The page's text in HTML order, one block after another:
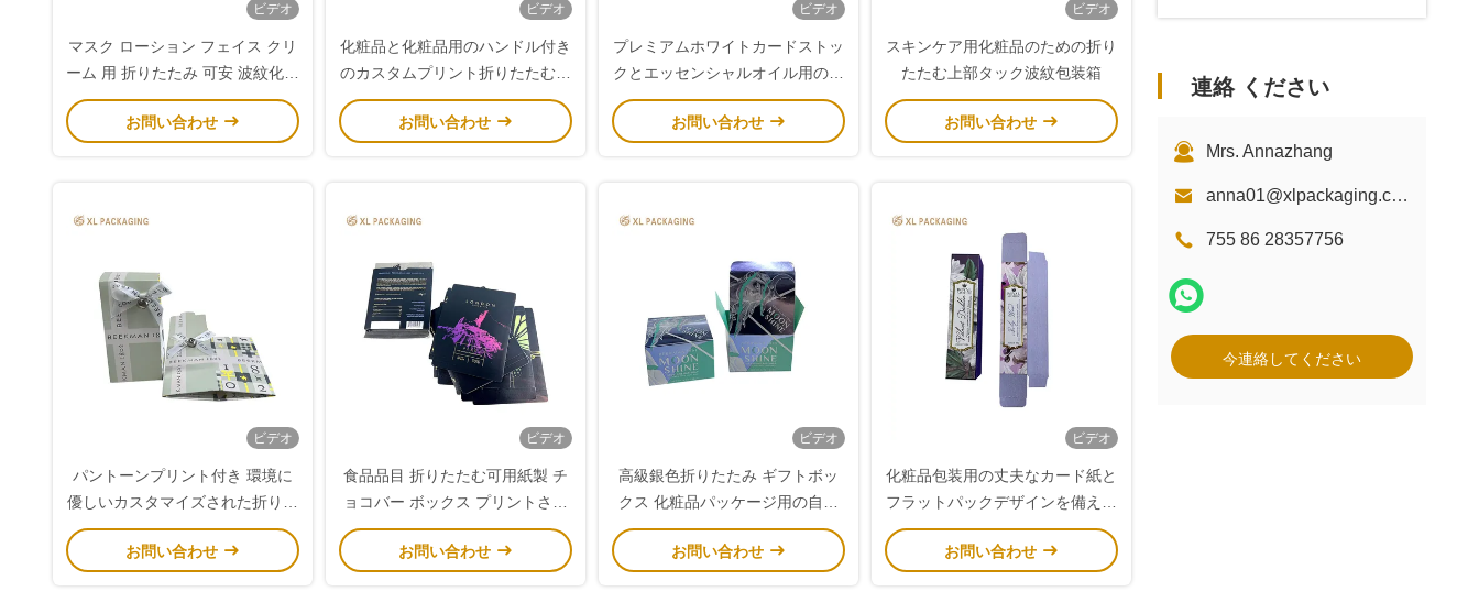
連絡 ください
Mrs. Annazhang
anna01@xlpackaging.com
755 86 28357756
今連絡してください
ビデオ
マスク ローション フェイス クリ
ーム 用 折りたたみ 可安 波紋化粧
品 箱
お問い合わせ
ビデオ
化粧品と化粧品用のハンドル付き
のカスタムプリント折りたたむ紙
の買い物袋
お問い合わせ
ビデオ
プレミアムホワイトカードストッ
クとエッセンシャルオイル用のモ
ノクロレトロプリントを備えた折
りたたみ可能なフラット構造の化
お問い合わせ
ビデオ
スキンケア用化粧品のための折り
たたむ上部タック波紋包装箱
お問い合わせ
ビデオ
パントーンプリント付き 環境に
優しいカスタマイズされた折り紙
箱 手クリーム&美容製品のための
完璧なギフトバッグ
お問い合わせ
ビデオ
食品品目 折りたたむ可用紙製 チ
ョコバー ボックス プリントされ
た彫刻ロゴ
お問い合わせ
ビデオ
高級銀色折りたたみ ギフトボッ
クス 化粧品パッケージ用の自動
ロック底
お問い合わせ
ビデオ
化粧品包装用の丈夫なカード紙と
フラットパックデザインを備えた
カスタムロゴ折りたたみ紙箱
お問い合わせ